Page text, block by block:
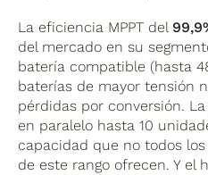
La eficiencia MPPT del
del mercado en su
batería compatible (hasta
baterías de mayor tensión
pérdidas por conversión.
en paralelo hasta 10
capacidad que no todos
de este rango ofrecen. Y el